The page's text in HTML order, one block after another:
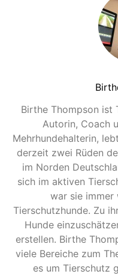
Birthe Thompson ist
Autorin, Coach
Mehrhundehalterin,
derzeit zwei Rüden
im Norden
sich im aktiven
war sie immer
Tierschutzhunde. Zu
Hunde
erstellen. Birthe
viele Bereiche zum
es um Tierschutz